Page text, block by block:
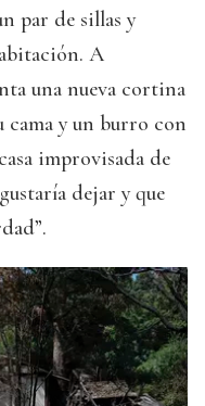
par de sillas y
A
una nueva cortina
cama y un burro con
improvisada de
dejar y que